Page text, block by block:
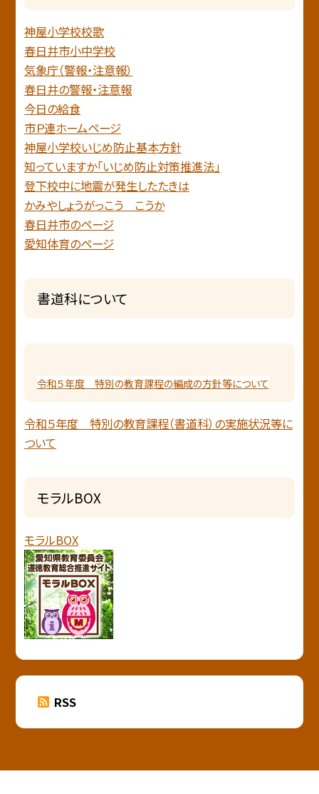
神屋小学校校歌
春日井市小中学校
気象庁（警報・注意報）
春日井の警報・注意報
今日の給食
市Ｐ連ホームページ
神屋小学校いじめ防止基本方針
知っていますか「いじめ防止対策推進法」
登下校中に地震が発生したたきは
かみやしょうがっこう こうか
春日井市のページ
愛知体育のページ
書道科について
令和５年度 特別の教育課程の編成の方針等について
令和５年度 特別の教育課程（書道科）の実施状況等に
ついて
モラルBOX
モラルBOX
RSS